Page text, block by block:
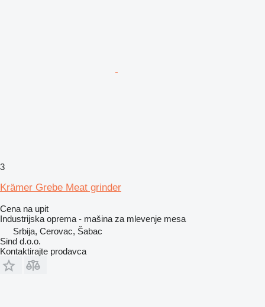
3
Krämer Grebe Meat grinder
Cena na upit
Industrijska oprema - mašina za mlevenje mesa
Srbija, Cerovac, Šabac
Sind d.o.o.
Kontaktirajte prodavca